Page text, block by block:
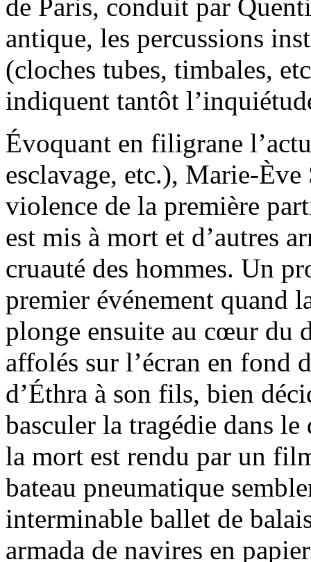
de Paris, conduit par
antique, les percussions
(cloches tubes, timbales,
indiquent tantôt
Évoquant en filigrane
esclavage, etc.), Marie-Ève
violence de la première
est mis à mort et d’autres
cruauté des hommes. Un
premier événement quand
plonge ensuite au cœur du
affolés sur l’écran en fond
d’Éthra à son fils, bien
basculer la tragédie dans
la mort est rendu par un
bateau pneumatique
interminable ballet de
armada de navires en